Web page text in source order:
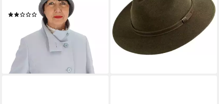
Wolle mit Blumenapplikationen
(2)
UVP59,99 €
-33%
lieferbar - in 3-4 Werktagen bei dir
Wolle Wollhut Outdoorhut
Oliv/grün von Oefele Jagd
119,99 €
129,99 €
lieferbar - in 2-3 Werktagen bei dir